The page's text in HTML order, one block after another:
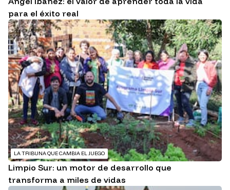
para el éxito real
LA TRIBUNA QUE CAMBIA EL JUEGO
Limpio Sur: un motor de desarrollo que
transforma a miles de vidas